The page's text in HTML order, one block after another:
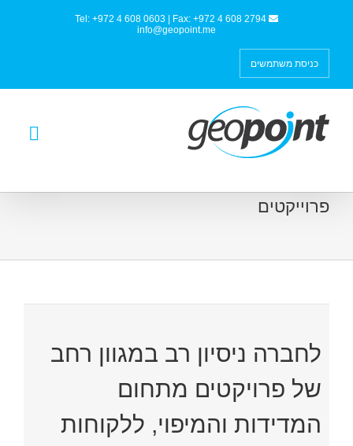
Tel: +972 4 608 0603 | Fax: +972 4 608 2794
info@geopoint.me
כניסת משתמשים
פרוייקטים
לחברה ניסיון רב במגוון רחב
של פרויקטים מתחום
המדידות והמיפוי, ללקוחות